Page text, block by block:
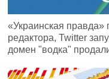
«Украинская правда»
редактора, Twitter
домен "водка"